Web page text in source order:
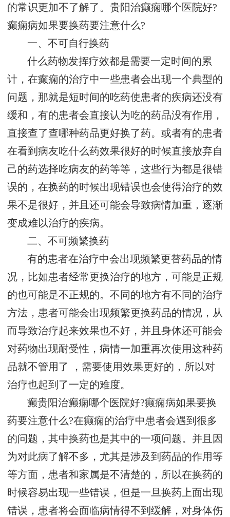
的常识更加不了解了。贵阳治癫痫哪个医院好?
癫痫病如果要换药要注意什么?
一、不可自行换药
什么药物发挥疗效都是需要一定时间的累
计，在癫痫的治疗中一些患者会出现一个典型的
问题，那就是短时间的吃药使患者的疾病还没有
缓和，有的患者会直接认为吃的药品没有作用，
直接查了查哪种药品更好换了药。或者有的患者
在看到病友吃什么药效果很好的时候直接放弃自
己的药选择吃病友的药等等，这些行为都是很错
误的，在换药的时候出现错误也会使得治疗的效
果不是很好，并且还可能会导致病情加重，逐渐
变成难以治疗的疾病。
二、不可频繁换药
有的患者在治疗中会出现频繁更替药品的情
况，比如患者经常更换治疗的地方，可能是正规
的也可能是不正规的。不同的地方有不同的治疗
方法，患者可能会出现频繁更换药品的情况，从
而导致治疗起来效果也不好，并且身体还可能会
对药物出现耐受性，病情一加重再次使用这种药
品就不管用了 ，需要使用效果更好的，所以对
治疗也起到了一定的难度。
癫贵阳治癫痫哪个医院好?癫痫病如果要换
药要注意什么?在癫痫的治疗中患者会遇到很多
的问题，其中换药也是其中的一项问题。并且因
为对此病了解不多，尤其是涉及到药品的作用等
等方面，患者和家属是不清楚的，所以在换药的
时候容易出现一些错误，但是一旦换药上面出现
错误，患者将会面临病情得不到缓解，对身体伤